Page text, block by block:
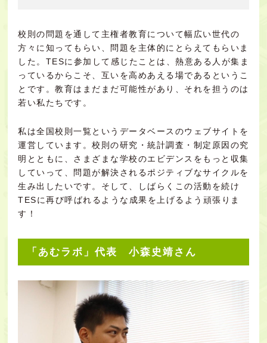
校則の問題を通して主権者教育について幅広い世代の
方々に知ってもらい、問題を主体的にとらえてもらいま
した。TESに参加して感じたことは、熱意ある人が集ま
っているからこそ、互いを高めあえる場であるというこ
とです。教育はまだまだ可能性があり、それを担うのは
若い私たちです。
私は全国校則一覧というデータベースのウェブサイトを
運営しています。校則の研究・統計調査・制定原因の究
明とともに、さまざまな学校のエビデンスをもっと収集
していって、問題が解決されるポジティブなサイクルを
生み出したいです。そして、しばらくこの活動を続け
TESに再び呼ばれるような成果を上げるよう頑張りま
す！
「あむラボ」代表 小森史靖さん